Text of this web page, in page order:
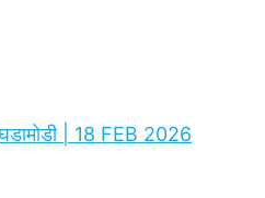
| 18 FEB 2026